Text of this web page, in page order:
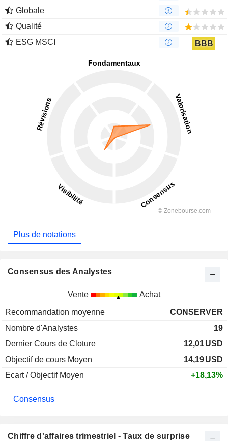
Globale
Qualité
ESG MSCI
BBB
Plus de notations
Consensus des Analystes
Vente Achat
Recommandation moyenne
CONSERVER
Nombre d'Analystes
19
Dernier Cours de Cloture
12,01USD
Objectif de cours Moyen
14,19USD
Ecart / Objectif Moyen
+18,13%
Consensus
Chiffre d'affaires trimestriel - Taux de surprise